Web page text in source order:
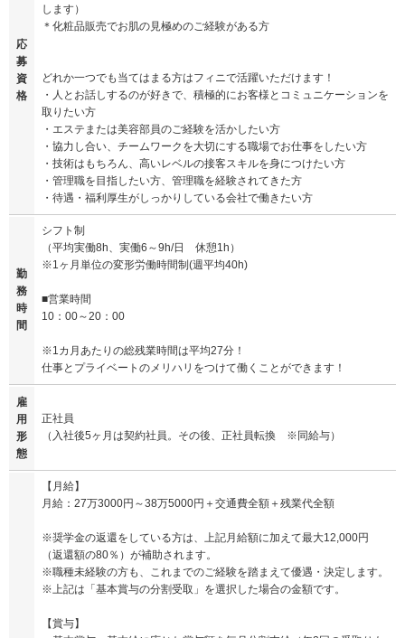
応
募
資
格
します）
＊化粧品販売でお肌の見極めのご経験がある方
どれか一つでも当てはまる方はフィニで活躍いただけます！
・人とお話しするのが好きで、積極的にお客様とコミュニケーションを
取りたい方
・エステまたは美容部員のご経験を活かしたい方
・協力し合い、チームワークを大切にする職場でお仕事をしたい方
・技術はもちろん、高いレベルの接客スキルを身につけたい方
・管理職を目指したい方、管理職を経験されてきた方
・待遇・福利厚生がしっかりしている会社で働きたい方
勤
務
時
間
シフト制
（平均実働8h、実働6～9h/日 休憩1h）
※1ヶ月単位の変形労働時間制(週平均40h)
■営業時間
10：00～20：00
※1カ月あたりの総残業時間は平均27分！
仕事とプライベートのメリハリをつけて働くことができます！
雇
用
形
態
正社員
（入社後5ヶ月は契約社員。その後、正社員転換 ※同給与）
【月給】
月給：27万3000円～38万5000円＋交通費全額＋残業代全額
※奨学金の返還をしている方は、上記月給額に加えて最大12,000円
（返還額の80％）が補助されます。
※職種未経験の方も、これまでのご経験を踏まえて優遇・決定します。
※上記は「基本賞与の分割受取」を選択した場合の金額です。
【賞与】